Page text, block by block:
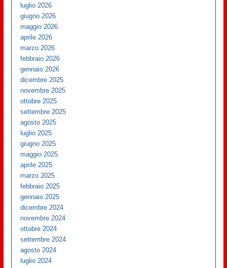
luglio 2026
giugno 2026
maggio 2026
aprile 2026
marzo 2026
febbraio 2026
gennaio 2026
dicembre 2025
novembre 2025
ottobre 2025
settembre 2025
agosto 2025
luglio 2025
giugno 2025
maggio 2025
aprile 2025
marzo 2025
febbraio 2025
gennaio 2025
dicembre 2024
novembre 2024
ottobre 2024
settembre 2024
agosto 2024
luglio 2024